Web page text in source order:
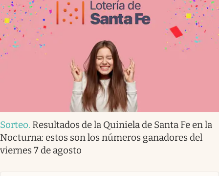
Sorteo. Resultados de la Quiniela de Santa Fe en la
Nocturna: estos son los números ganadores del
viernes 7 de agosto